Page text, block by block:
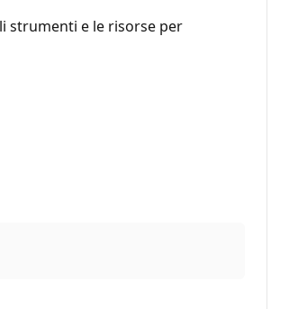
strumenti e le risorse per